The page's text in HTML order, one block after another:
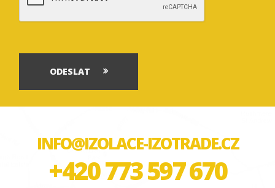
ODESLAT
INFO@IZOLACE-IZOTRADE.CZ
+420 773 597 670